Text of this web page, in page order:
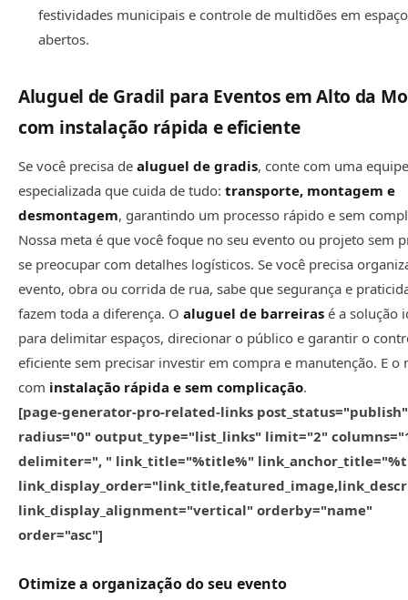
festividades municipais e controle de multidões em
abertos.
Aluguel de Gradil para Eventos em Alto da
com instalação rápida e eficiente
Se você precisa de aluguel de gradis, conte com uma equipe
especializada que cuida de tudo: transporte, montagem e
desmontagem, garantindo um processo rápido e sem
Nossa meta é que você foque no seu evento ou projeto sem
se preocupar com detalhes logísticos. Se você precisa
evento, obra ou corrida de rua, sabe que segurança e
fazem toda a diferença. O aluguel de barreiras é a solução
para delimitar espaços, direcionar o público e garantir o
eficiente sem precisar investir em compra e manutenção. E o
com instalação rápida e sem complicação.
[page-generator-pro-related-links post_status="publish"
radius="0" output_type="list_links" limit="2"
delimiter=", " link_title="%title%"
link_display_alignment="vertical" orderby="name"
order="asc"]
Otimize a organização do seu evento